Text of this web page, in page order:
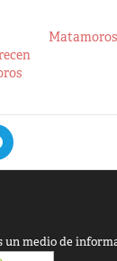
un medio de